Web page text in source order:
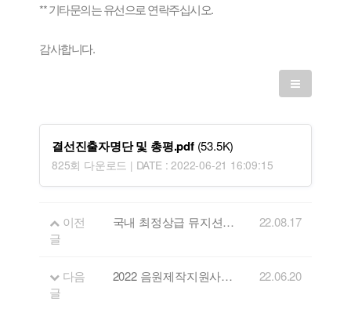
** 기타문의는 유선으로 연락주십시오.
감사합니다.
결선진출자명단 및 총평.pdf(53.5K)
825회 다운로드 | DATE : 2022-06-21 16:09:15
이전
글
국내 최정상급 뮤지션과 함께하는 "마스터클래스 공개강좌" 22.08.17
다음
글
2022 음원제작지원사업 선정 결과 안내 22.06.20